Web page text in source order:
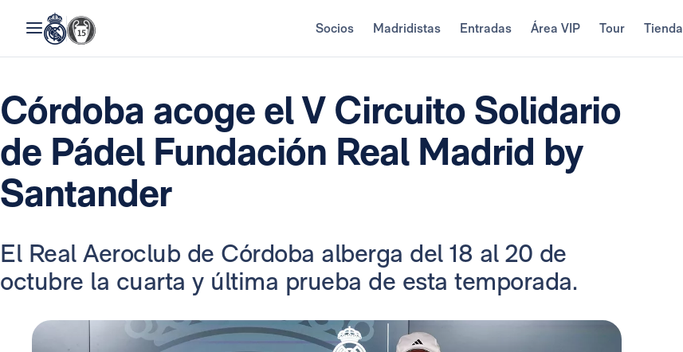
Socios Madridistas Entradas Área VIP Tour Tienda
Córdoba acoge el V Circuito Solidario
de Pádel Fundación Real Madrid by
Santander
El Real Aeroclub de Córdoba alberga del 18 al 20 de
octubre la cuarta y última prueba de esta temporada.